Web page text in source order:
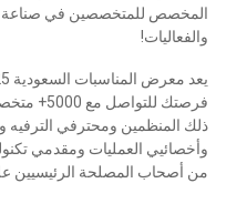
المخصص للمتخصصين في صناعة
والفعاليات!
فرصتك
ذلك المنظمين ومحترفي الترفيه
وأخصائيي العمليات ومقدمي
من أصحاب المصلحة الرئيسيين